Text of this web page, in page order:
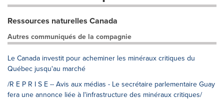
Ressources naturelles Canada
Autres communiqués de la compagnie
Le Canada investit pour acheminer les minéraux critiques du
Québec jusqu'au marché
/R E P R I S E -- Avis aux médias - Le secrétaire parlementaire Guay
fera une annonce liée à l'infrastructure des minéraux critiques/